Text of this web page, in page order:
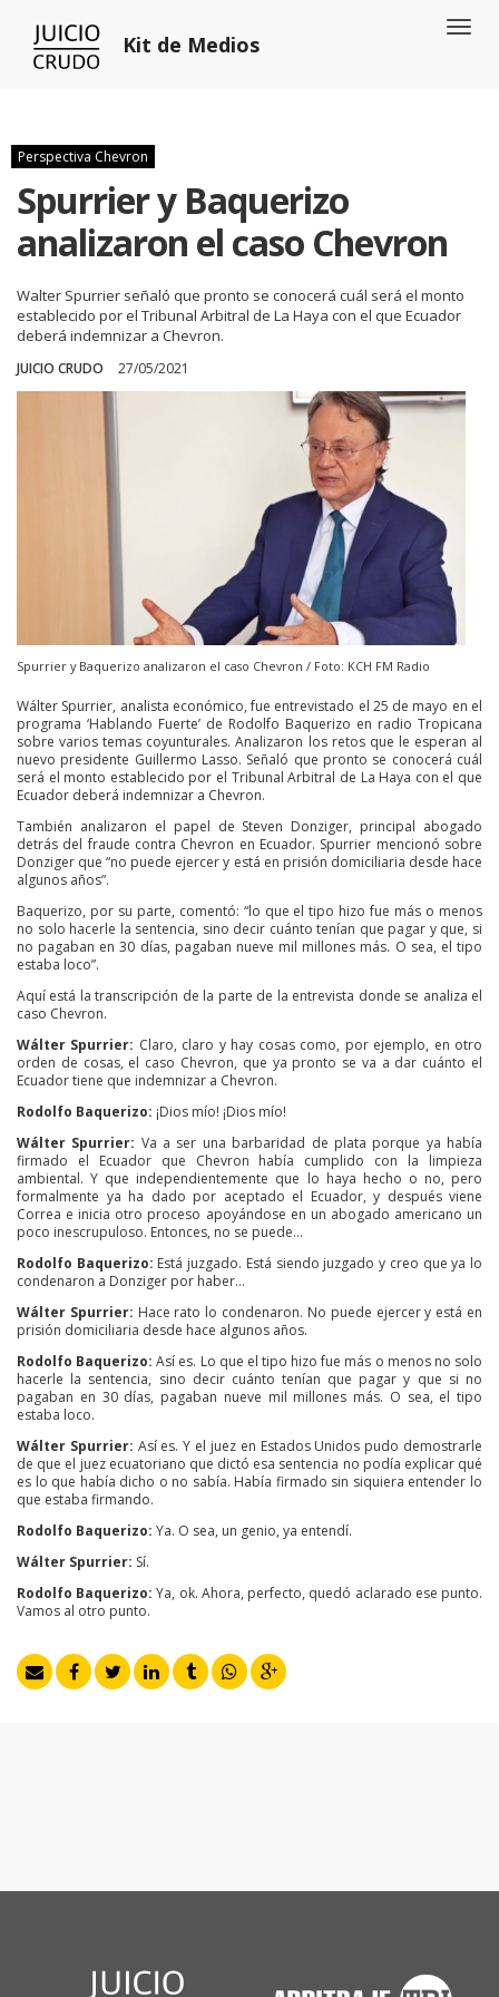
Kit de Medios
Perspectiva Chevron
Spurrier y Baquerizo
analizaron el caso Chevron
Walter Spurrier señaló que pronto se conocerá cuál será el monto
establecido por el Tribunal Arbitral de La Haya con el que Ecuador
deberá indemnizar a Chevron.
JUICIO CRUDO 27/05/2021
Spurrier y Baquerizo analizaron el caso Chevron / Foto: KCH FM Radio
Wálter Spurrier, analista económico, fue entrevistado el 25 de mayo en el
programa ‘Hablando Fuerte’ de Rodolfo Baquerizo en radio Tropicana
sobre varios temas coyunturales. Analizaron los retos que le esperan al
nuevo presidente Guillermo Lasso. Señaló que pronto se conocerá cuál
será el monto establecido por el Tribunal Arbitral de La Haya con el que
Ecuador deberá indemnizar a Chevron.
También analizaron el papel de Steven Donziger, principal abogado
detrás del fraude contra Chevron en Ecuador. Spurrier mencionó sobre
Donziger que “no puede ejercer y está en prisión domiciliaria desde hace
algunos años”.
Baquerizo, por su parte, comentó: “lo que el tipo hizo fue más o menos
no solo hacerle la sentencia, sino decir cuánto tenían que pagar y que, si
no pagaban en 30 días, pagaban nueve mil millones más. O sea, el tipo
estaba loco”.
Aquí está la transcripción de la parte de la entrevista donde se analiza el
caso Chevron.
Wálter Spurrier: Claro, claro y hay cosas como, por ejemplo, en otro
orden de cosas, el caso Chevron, que ya pronto se va a dar cuánto el
Ecuador tiene que indemnizar a Chevron.
Rodolfo Baquerizo: ¡Dios mío! ¡Dios mío!
Wálter Spurrier: Va a ser una barbaridad de plata porque ya había
firmado el Ecuador que Chevron había cumplido con la limpieza
ambiental. Y que independientemente que lo haya hecho o no, pero
formalmente ya ha dado por aceptado el Ecuador, y después viene
Correa e inicia otro proceso apoyándose en un abogado americano un
poco inescrupuloso. Entonces, no se puede…
Rodolfo Baquerizo: Está juzgado. Está siendo juzgado y creo que ya lo
condenaron a Donziger por haber…
Wálter Spurrier: Hace rato lo condenaron. No puede ejercer y está en
prisión domiciliaria desde hace algunos años.
Rodolfo Baquerizo: Así es. Lo que el tipo hizo fue más o menos no solo
hacerle la sentencia, sino decir cuánto tenían que pagar y que si no
pagaban en 30 días, pagaban nueve mil millones más. O sea, el tipo
estaba loco.
Wálter Spurrier: Así es. Y el juez en Estados Unidos pudo demostrarle
de que el juez ecuatoriano que dictó esa sentencia no podía explicar qué
es lo que había dicho o no sabía. Había firmado sin siquiera entender lo
que estaba firmando.
Rodolfo Baquerizo: Ya. O sea, un genio, ya entendí.
Wálter Spurrier: Sí.
Rodolfo Baquerizo: Ya, ok. Ahora, perfecto, quedó aclarado ese punto.
Vamos al otro punto.